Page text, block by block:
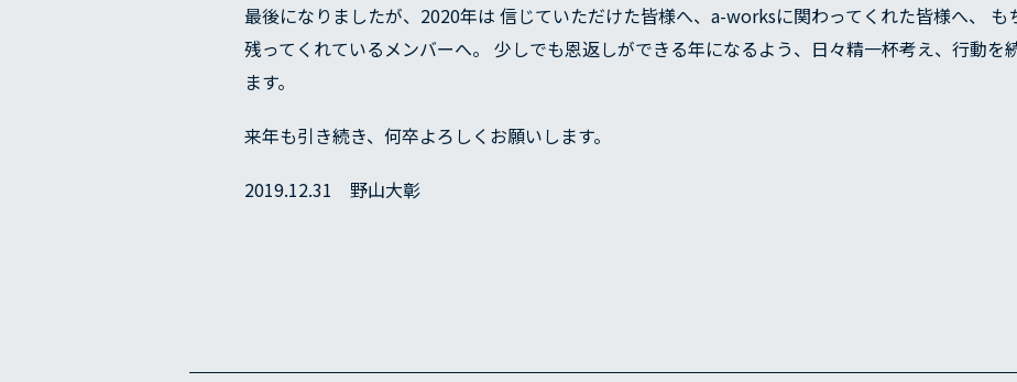
最後になりましたが、2020年は 信じていただけた皆様へ、a-worksに関わってくれた皆様へ、
残ってくれているメンバーへ。 少しでも恩返しができる年になるよう、日々精一杯考え、行動を
ます。
来年も引き続き、何卒よろしくお願いします。
2019.12.31 野山大彰